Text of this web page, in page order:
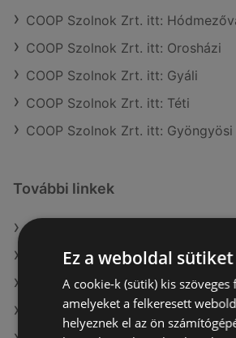
COOP Szolnok Zrt. itt:
COOP Szolnok Zrt. itt: Orosházi
COOP Szolnok Zrt. itt: Gyáli
COOP Szolnok Zrt. itt: Téti
COOP Szolnok Zrt. itt: Gyöngyösi
További linkek
A(z) COOP Szolnok Zrt. ajánlatai
A(z) Lidl ajánlatai
A(z) G'Roby ajánlatai
A(z) Merkury Market aktuális
Ez a weboldal
A cookie-k (sütik) kis szöveges
amelyeket a felkeresett
helyeznek el az ön